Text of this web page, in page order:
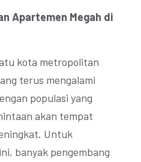
Apartemen Megah di
kota metropolitan
terus mengalami
populasi yang
akan tempat
Untuk
banyak pengembang